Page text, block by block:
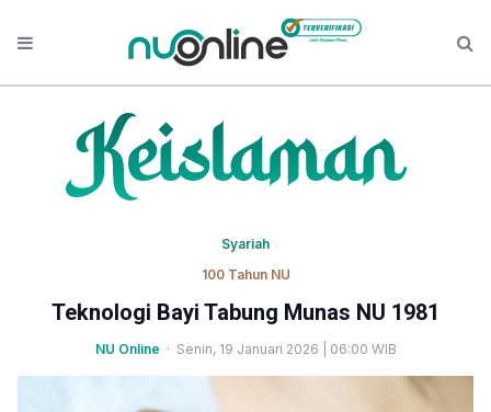
Syariah
100 Tahun NU
Teknologi Bayi Tabung Munas NU 1981
NU Online · Senin, 19 Januari 2026 | 06:00 WIB